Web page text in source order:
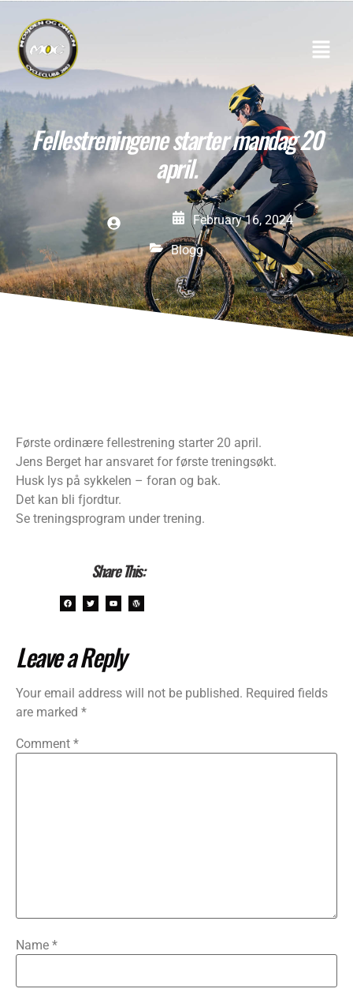
Fellestreningene starter mandag 20
april.
February 16, 2024
Blogg
Første ordinære fellestrening starter 20 april.
Jens Berget har ansvaret for første treningsøkt.
Husk lys på sykkelen – foran og bak.
Det kan bli fjordtur.
Se treningsprogram under trening.
Share This:
Leave a Reply
Your email address will not be published. Required fields
are marked *
Comment *
Name *